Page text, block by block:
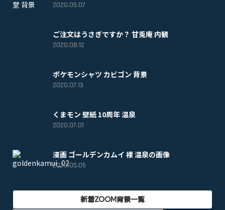
2020.05.07
ご注文はうさぎですか？ 甘兎庵 内観
2020.08.12
ポケモンシャツ カビゴン 背景
2020.07.13
くまモン 壁紙 10周年 温泉
2020.07.01
漫画 ゴールデンカムイ 裸 温泉の画像
2020.05.05
新着ZOOM背景一覧